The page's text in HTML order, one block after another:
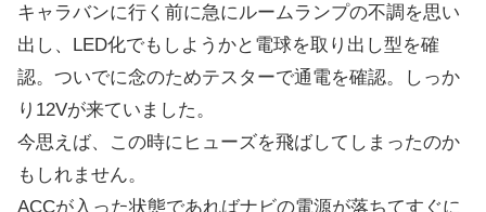
キャラバンに行く前に急にルームランプの不調を思い
出し、LED化でもしようかと電球を取り出し型を確
認。ついでに念のためテスターで通電を確認。しっか
り12Vが来ていました。
今思えば、この時にヒューズを飛ばしてしまったのか
もしれません。
ACCが入った状態であればナビの電源が落ちてすぐに